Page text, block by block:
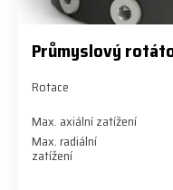
Průmyslový
Rotace
Max. axiální zatížení
Max. radiální
zatížení